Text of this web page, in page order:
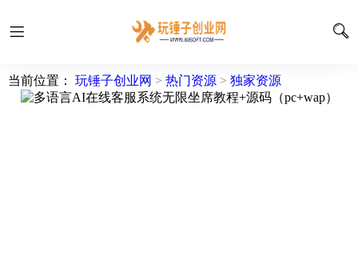
当前位置： 玩锤子创业网 > 热门资源 > 独家资源